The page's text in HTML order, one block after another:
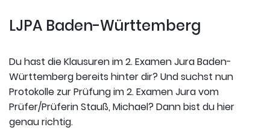
LJPA Baden-Württemberg
Du hast die Klausuren im 2. Examen Jura Baden-
Württemberg bereits hinter dir? Und suchst nun
Protokolle zur Prüfung im 2. Examen Jura vom
Prüfer/Prüferin Stauß, Michael? Dann bist du hier
genau richtig.